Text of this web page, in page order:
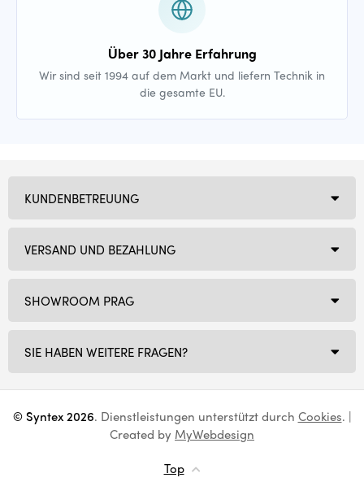
Über 30 Jahre Erfahrung
Wir sind seit 1994 auf dem Markt und liefern Technik in
die gesamte EU.
SHOWROOM PRAG
SIE HABEN WEITERE FRAGEN?
KUNDENBETREUUNG
VERSAND UND BEZAHLUNG
© Syntex 2026. Dienstleistungen unterstützt durch Cookies. |
Created by MyWebdesign
Top